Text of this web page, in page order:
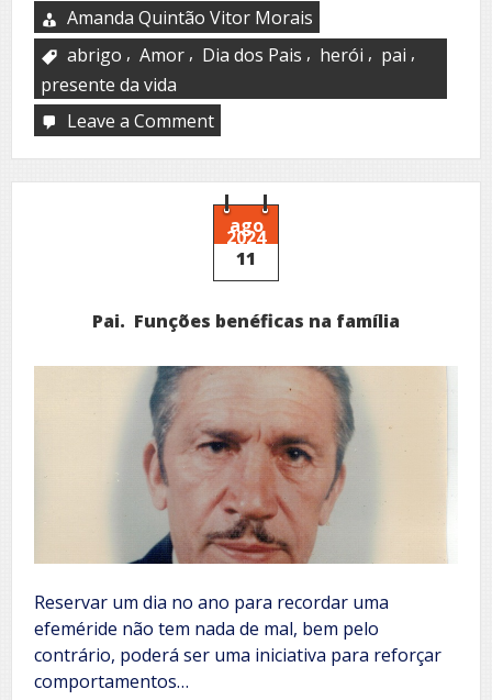
Amanda Quintão Vitor Morais
abrigo , Amor , Dia dos Pais , herói , pai ,
presente da vida
Leave a Commenton
ago
2024
11
Pai. Funções benéficas na família
Reservar um dia no ano para recordar uma
efeméride não tem nada de mal, bem pelo
contrário, poderá ser uma iniciativa para reforçar
comportamentos…